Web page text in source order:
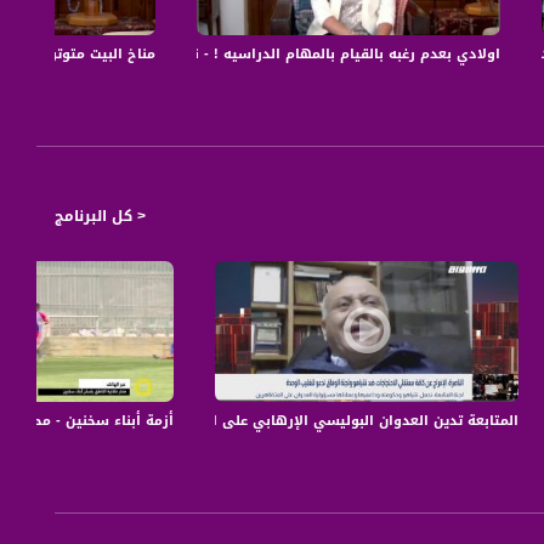
المعلومات واستكشاف المواقع ومؤخرآ بعض الناس استخدموه في التسوق وغير
سيكون مفيدآ ، بينما يكون الضرر الناتج مدمّرآ للحياة الاجتماعية ويتحول
أصابت الأزواج والأبناء بحالة من الصمت والتشتت الأسري وكم أثارت غيرة الأزواج
أو تلقيها . وبالتالي فإن استفادتنا من هذه التكنولوجيا مقابل ضررها الذي
مناخ البيت متوتر، مرحلة
اولادي بعدم رغبه بالقيام بالمهام الدراسيه ! - نسيبة فلاح -عنا الحل - الكاملة -23.6.2017 - ح28
-الكاملة -24.6.2017 - ح29 - مساواة
< كل البرنامج
أزمة أبناء سخنين - محمود غالية
المتابعة تدين العدوان البوليسي الإرهابي على المتظاهرين في الناصرة،مصطفى